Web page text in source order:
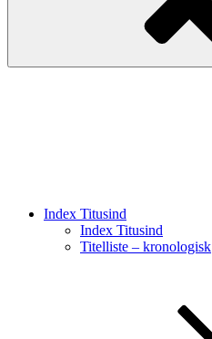
Index Titusind
Index Titusind
Titelliste – kronologisk